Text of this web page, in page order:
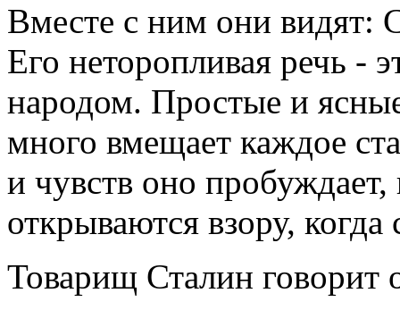
Вместе с ним они видят:
Его неторопливая речь -
народом. Простые и
много вмещает каждое
и чувств оно
открываются взору,
Товарищ Сталин говорит